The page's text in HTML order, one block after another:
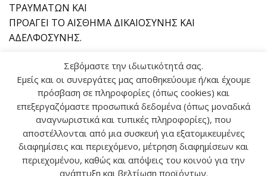
ΤΡΑΥΜΑΤΩΝ ΚΑΙ
ΠΡΟΑΓΕΙ ΤΟ ΑΙΣΘΗΜΑ ΔΙΚΑΙΟΣΥΝΗΣ ΚΑΙ
ΑΔΕΛΦΟΣΥΝΗΣ.
ΣΕ ΝΟΗΤΙΚΟ ΕΠΙΠΕΔΟΔΙΩΧΝΕΙ ΤΗ ΣΥΓΧΥΣΗ ΚΑΙ
ΒΟΗΘΑ ΝΑ ΔΟΥΜΕ
ΤΑ ΠΡΑΓΜΑΤΑ ΠΙΟ ΞΕΚΑΘΑΡΑ.
Αναζήτηση
Σεβόμαστε την ιδιωτικότητά σας.
Εμείς και οι συνεργάτες μας αποθηκεύουμε ή/και έχουμε
πρόσβαση σε πληροφορίες (όπως cookies) και
επεξεργαζόμαστε προσωπικά δεδομένα (όπως μοναδικά
αναγνωριστικά και τυπικές πληροφορίες), που
αποστέλλονται από μια συσκευή για εξατομικευμένες
διαφημίσεις και περιεχόμενο, μέτρηση διαφημίσεων και
περιεχομένου, καθώς και απόψεις του κοινού για την
ανάπτυξη και βελτίωση προϊόντων.